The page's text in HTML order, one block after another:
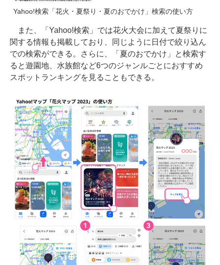
Yahoo!検索「花火・夏祭り・夏のおでかけ」検索の使い方
また、「Yahoo!検索」では花火大会に加えて夏祭りに
関する情報も掲載しており、同じように日付で絞り込ん
での検索ができる。さらに、「夏のおでかけ」と検索す
ると遊園地、水族館など6つのジャンルごとにおすすめ
スポットランキングを見ることもできる。